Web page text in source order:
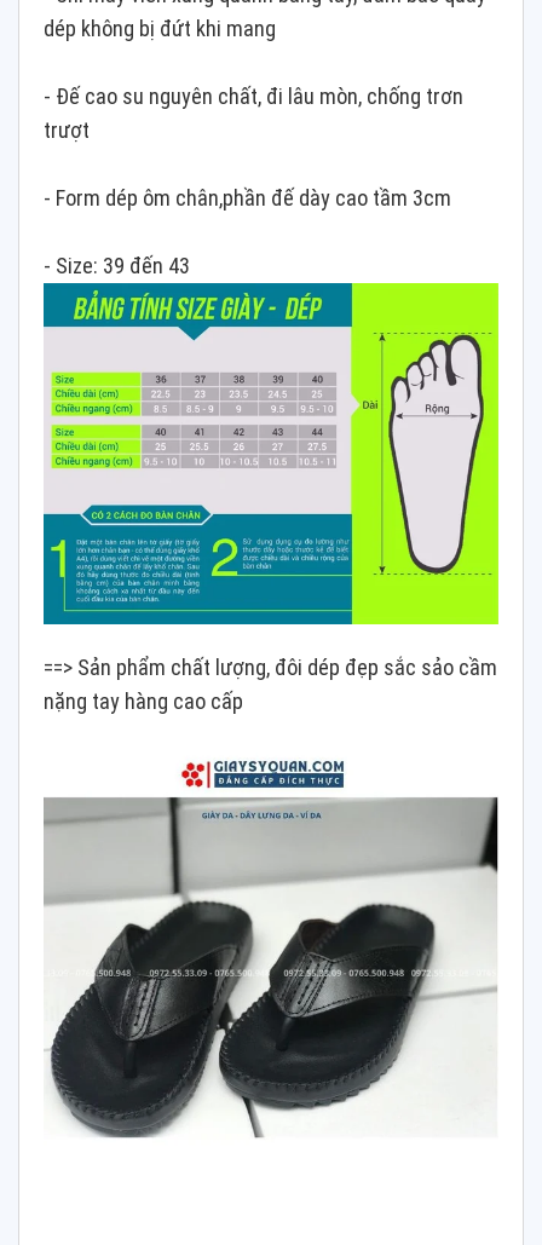
dép không bị đứt khi mang
- Đế cao su nguyên chất, đi lâu mòn, chống trơn
trượt
- Form dép ôm chân,phần đế dày cao tầm 3cm
- Size: 39 đến 43
==> Sản phẩm chất lượng, đôi dép đẹp sắc sảo cầm
nặng tay hàng cao cấp